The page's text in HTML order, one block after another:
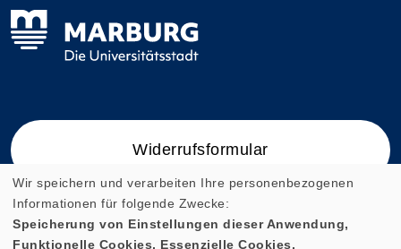
Widerrufsformular
Wir speichern und verarbeiten Ihre personenbezogenen
Informationen für folgende Zwecke:
Speicherung von Einstellungen dieser Anwendung,
Funktionelle Cookies, Essenzielle Cookies.